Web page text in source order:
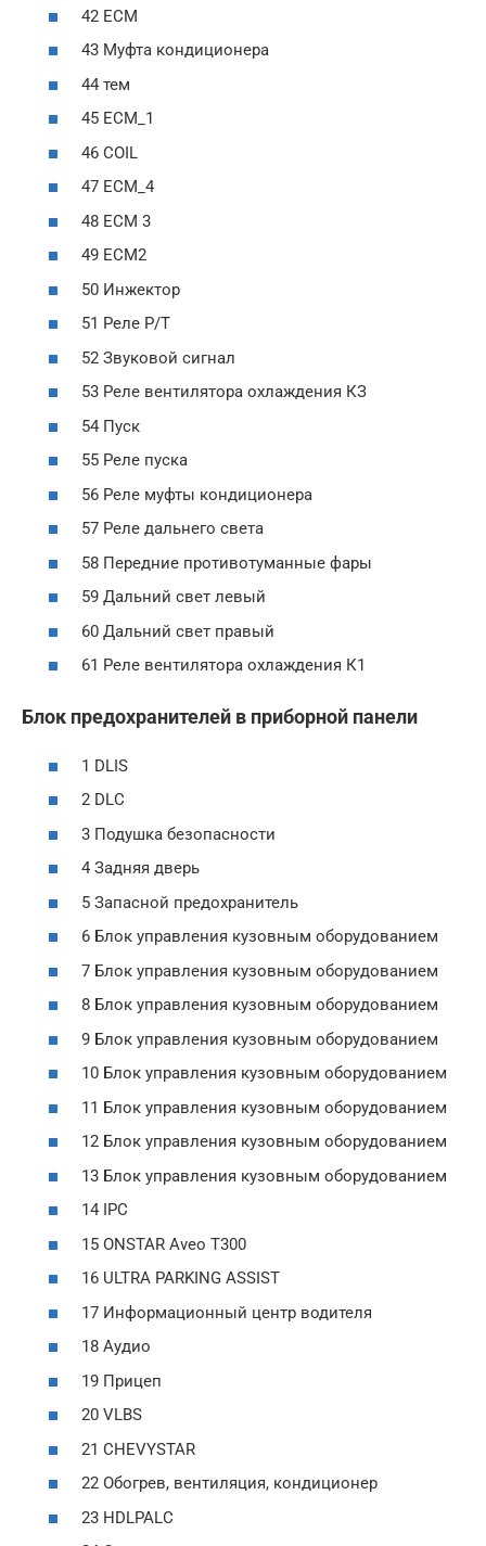
42 ЕСМ
43 Муфта кондиционера
44 тем
45 ЕСМ_1
46 COIL
47 ЕСМ_4
48 ЕСМ 3
49 ЕСМ2
50 Инжектор
51 Реле Р/Т
52 Звуковой сигнал
53 Реле вентилятора охлаждения КЗ
54 Пуск
55 Реле пуска
56 Реле муфты кондиционера
57 Реле дальнего света
58 Передние противотуманные фары
59 Дальний свет левый
60 Дальний свет правый
61 Реле вентилятора охлаждения К1
Блок предохранителей в приборной панели
1 DLIS
2 DLC
3 Подушка безопасности
4 Задняя дверь
5 Запасной предохранитель
6 Блок управления кузовным оборудованием
7 Блок управления кузовным оборудованием
8 Блок управления кузовным оборудованием
9 Блок управления кузовным оборудованием
10 Блок управления кузовным оборудованием
11 Блок управления кузовным оборудованием
12 Блок управления кузовным оборудованием
13 Блок управления кузовным оборудованием
14 IPC
15 ONSTAR Aveo T300
16 ULTRA PARKING ASSIST
17 Информационный центр водителя
18 Аудио
19 Прицеп
20 VLBS
21 CHEVYSTAR
22 Обогрев, вентиляция, кондиционер
23 HDLPALC